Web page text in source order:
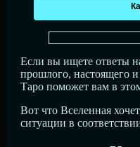
Если вы ищете ответы
прошлого, настоящего
Таро поможет вам в
Вот что Вселенная
ситуации в